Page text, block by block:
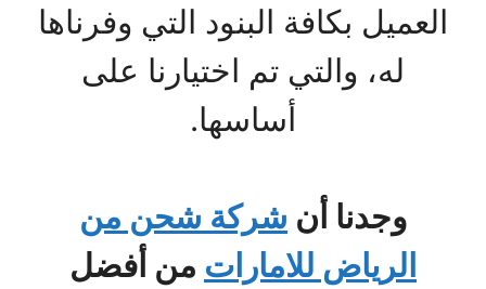
العميل بكافة البنود التي وفرناها
له، والتي تم اختيارنا على
أساسها.
وجدنا أن شركة شحن من
الرياض للامارات من أفضل